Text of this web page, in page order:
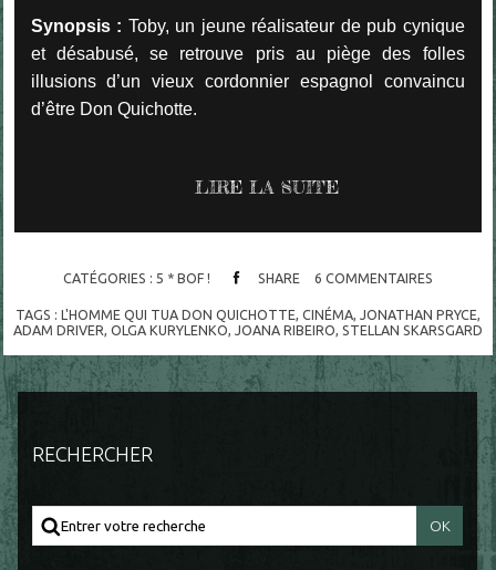
Synopsis : Toby, un jeune réalisateur de pub cynique
et désabusé, se retrouve pris au piège des folles
illusions d’un vieux cordonnier espagnol convaincu
d’être Don Quichotte.
LIRE LA SUITE
CATÉGORIES : 5 * BOF ! SHARE 6 COMMENTAIRES
TAGS : L'HOMME QUI TUA DON QUICHOTTE CINÉMA, JONATHAN PRYCE
ADAM DRIVER OLGA KURYLENKO JOANA RIBEIRO STELLAN SKARSGARD
RECHERCHER